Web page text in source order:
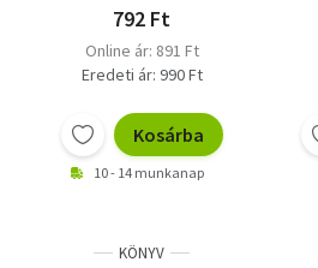
792 Ft
Online ár: 891 Ft
Eredeti ár: 990 Ft
Kosárba
10 - 14 munkanap
KÖNYV